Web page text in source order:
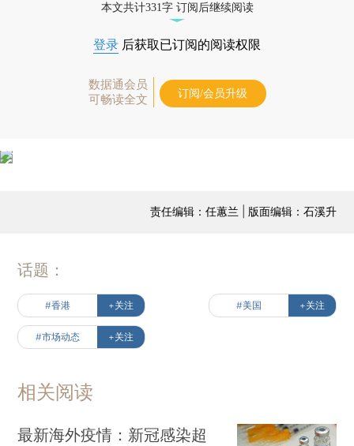
本文共计331字 订阅后继续阅读
登录 后获取已订阅的阅读权限
数据通会员
可畅读全文
订阅/会员升级
责任编辑：任蕙兰 | 版面编辑：石溪升
话题：
#香港 +关注 #美国 +关注
#市场动态 +关注
相关阅读
最新海外疫情：新冠感染超